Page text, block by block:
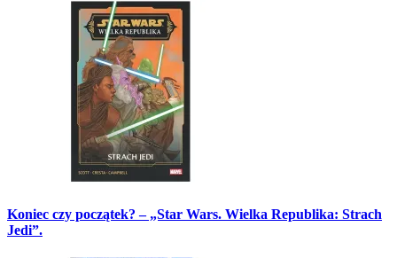
Koniec czy początek? – „Star Wars. Wielka Republika: Strach
Jedi”.